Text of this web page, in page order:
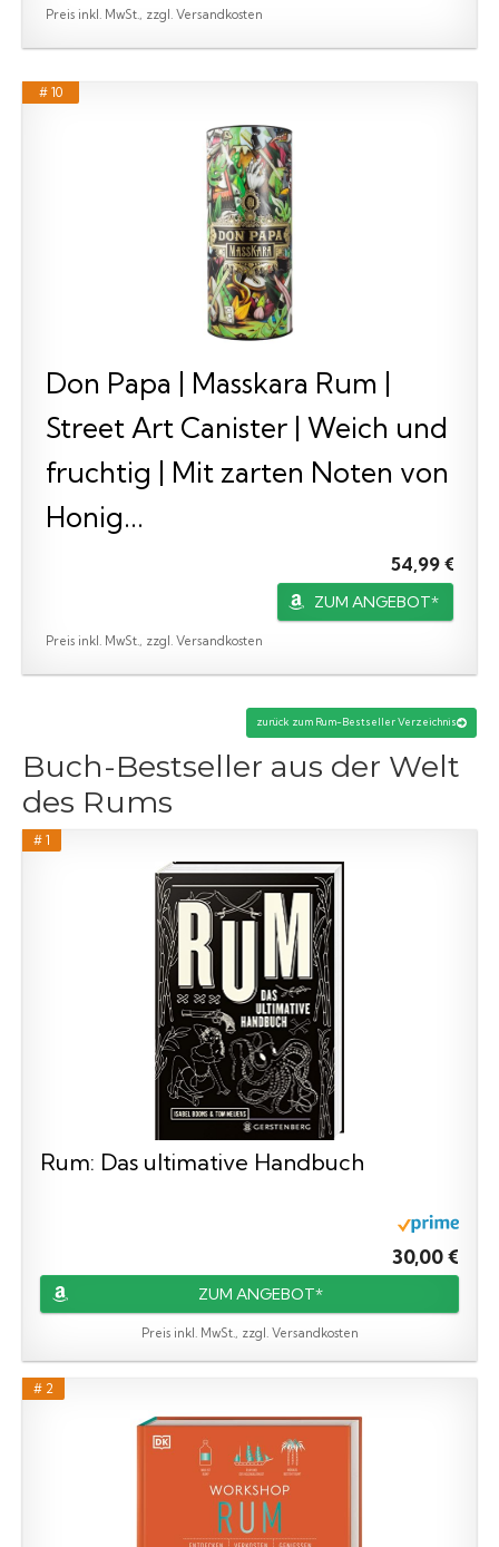
Preis inkl. MwSt., zzgl. Versandkosten
# 10
Don Papa | Masskara Rum |
Street Art Canister | Weich und
fruchtig | Mit zarten Noten von
Honig...
54,99 €
ZUM ANGEBOT*
Preis inkl. MwSt., zzgl. Versandkosten
zurück zum Rum-Bestseller Verzeichnis
Buch-Bestseller aus der Welt
des Rums
# 1
Rum: Das ultimative Handbuch
30,00 €
ZUM ANGEBOT*
Preis inkl. MwSt., zzgl. Versandkosten
# 2